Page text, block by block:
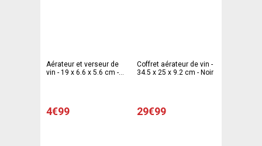
Aérateur et verseur de
vin - 19 x 6.6 x 5.6 cm -
4€99
Coffret aérateur de vin -
34.5 x 25 x 9.2 cm - Noir
29€99